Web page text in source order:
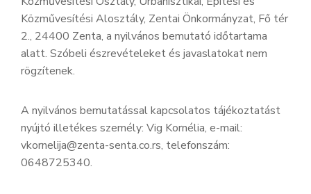
Közművesítési Alosztály, Zentai Önkormányzat, Fő tér
2., 24400 Zenta, a nyilvános bemutató időtartama
alatt. Szóbeli észrevételeket és javaslatokat nem
rögzítenek.
A nyilvános bemutatással kapcsolatos tájékoztatást
nyújtó illetékes személy: Vig Kornélia, e-mail:
vkornelija@zenta-senta.co.rs, telefonszám:
0648725340.